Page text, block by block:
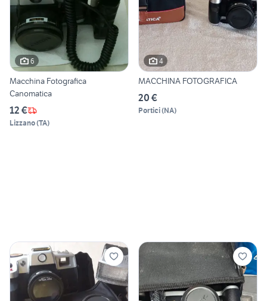
6
Macchina Fotografica
Canomatica
12 €
Lizzano(TA)
4
MACCHINA FOTOGRAFICA
20 €
Portici(NA)